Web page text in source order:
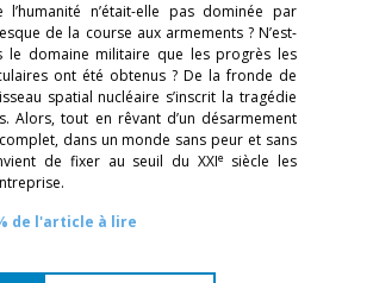
l’humanité n’était-elle pas dominée par
de la course aux armements ? N’est-
le domaine militaire que les progrès les
ont été obtenus ? De la fronde de
spatial nucléaire s’inscrit la tragédie
Alors, tout en rêvant d’un désarmement
dans un monde sans peur et sans
de fixer au seuil du XXIesiècle les
de l'article à lire